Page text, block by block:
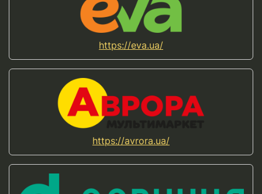
https://eva.ua/
https://avrora.ua/